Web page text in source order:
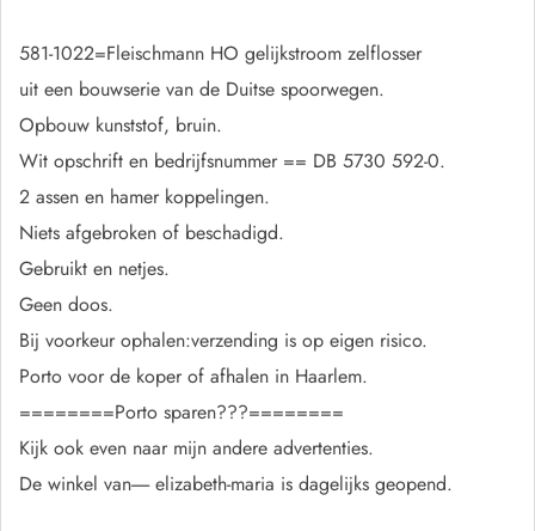
581-1022=Fleischmann HO gelijkstroom zelflosser
uit een bouwserie van de Duitse spoorwegen.
Opbouw kunststof, bruin.
Wit opschrift en bedrijfsnummer == DB 5730 592-0.
2 assen en hamer koppelingen.
Niets afgebroken of beschadigd.
Gebruikt en netjes.
Geen doos.
Bij voorkeur ophalen:verzending is op eigen risico.
Porto voor de koper of afhalen in Haarlem.
========Porto sparen???========
Kijk ook even naar mijn andere advertenties.
De winkel van----- elizabeth-maria is dagelijks geopend.